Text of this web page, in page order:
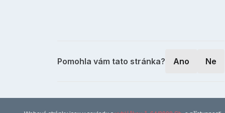
Pomohla vám tato stránka? Ano Ne